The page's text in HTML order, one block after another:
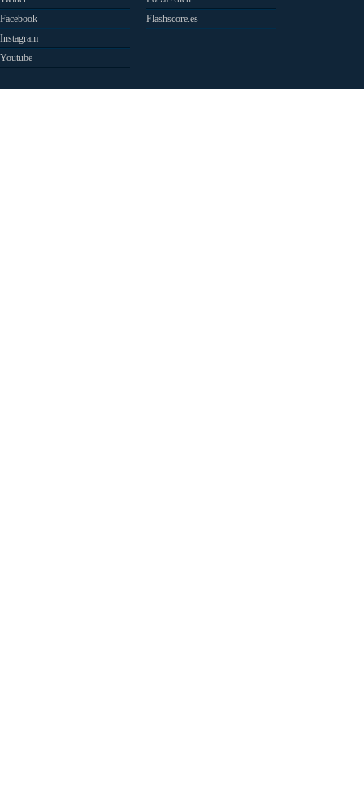
Facebook
Instagram
Youtube
Flashscore.es